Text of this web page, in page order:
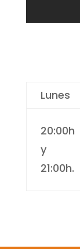
Lunes
20:00h
y
21:00h.